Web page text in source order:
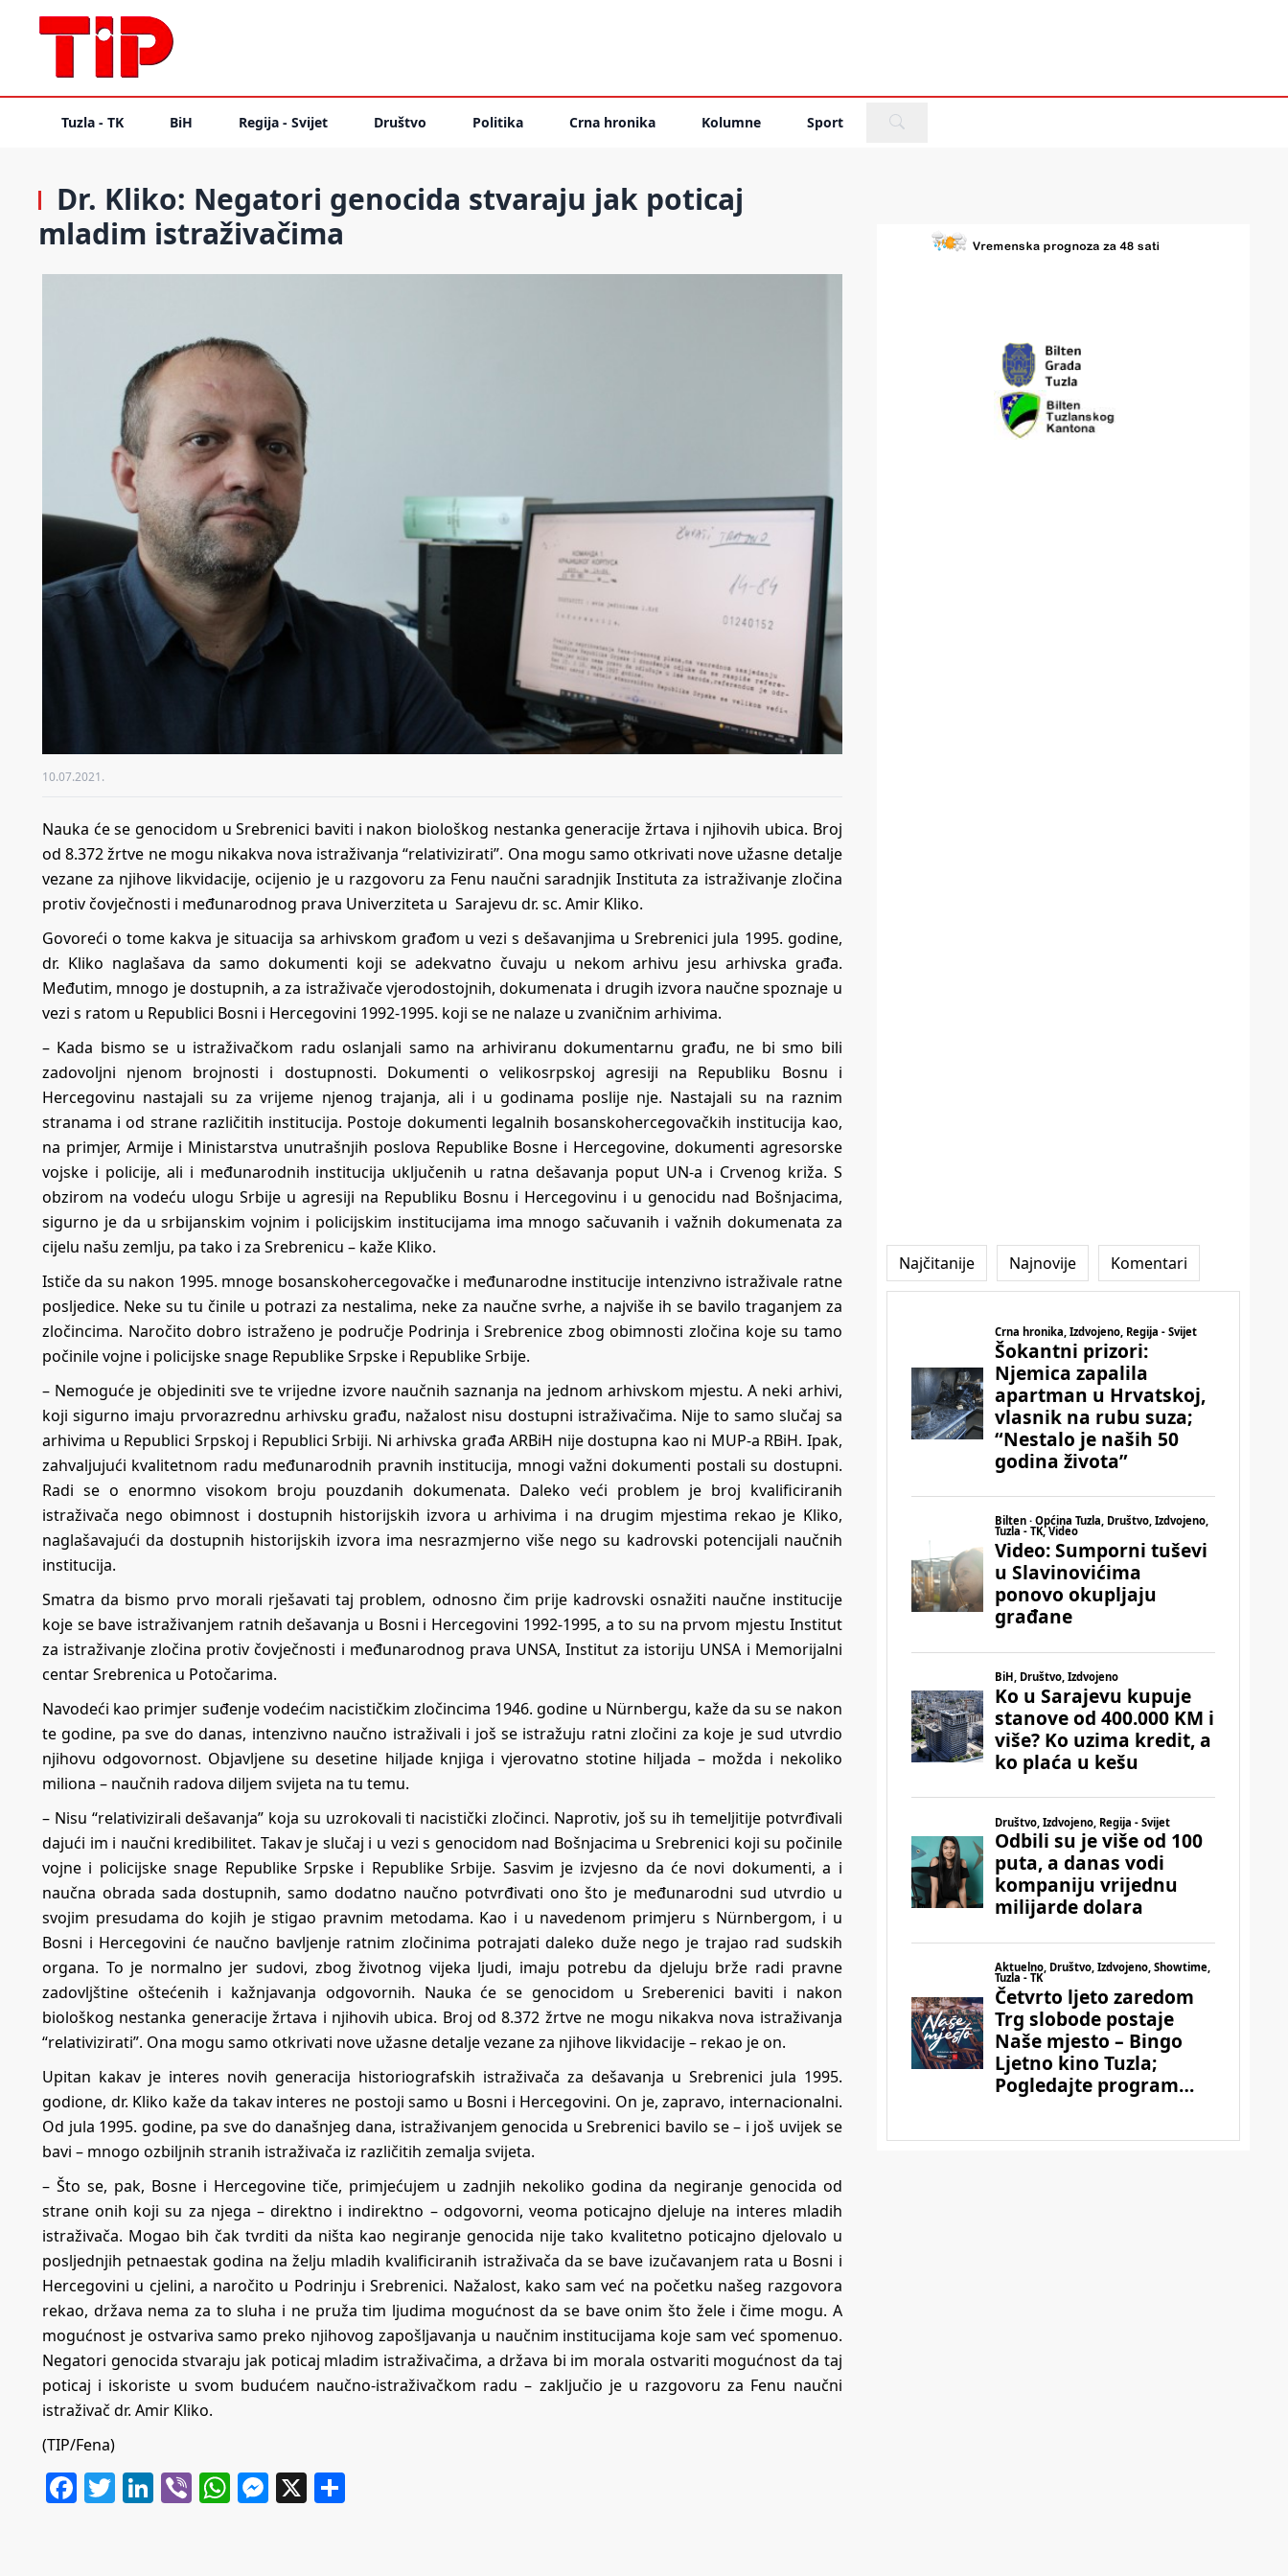
Tuzla - TK BiH Regija - Svijet Društvo Politika Crna hronika Kolumne Sport
Dr. Kliko: Negatori genocida stvaraju jak poticaj
mladim istraživačima
10.07.2021.
Nauka će se genocidom u Srebrenici baviti i nakon biološkog nestanka generacije žrtava i njihovih ubica. Broj
od 8.372 žrtve ne mogu nikakva nova istraživanja “relativizirati”. Ona mogu samo otkrivati nove užasne detalje
vezane za njihove likvidacije, ocijenio je u razgovoru za Fenu naučni saradnjik Instituta za istraživanje zločina
protiv čovječnosti i međunarodnog prava Univerziteta u Sarajevu dr. sc. Amir Kliko.
Govoreći o tome kakva je situacija sa arhivskom građom u vezi s dešavanjima u Srebrenici jula 1995. godine,
dr. Kliko naglašava da samo dokumenti koji se adekvatno čuvaju u nekom arhivu jesu arhivska građa.
Međutim, mnogo je dostupnih, a za istraživače vjerodostojnih, dokumenata i drugih izvora naučne spoznaje u
vezi s ratom u Republici Bosni i Hercegovini 1992-1995. koji se ne nalaze u zvaničnim arhivima.
– Kada bismo se u istraživačkom radu oslanjali samo na arhiviranu dokumentarnu građu, ne bi smo bili
zadovoljni njenom brojnosti i dostupnosti. Dokumenti o velikosrpskoj agresiji na Republiku Bosnu i
Hercegovinu nastajali su za vrijeme njenog trajanja, ali i u godinama poslije nje. Nastajali su na raznim
stranama i od strane različitih institucija. Postoje dokumenti legalnih bosanskohercegovačkih institucija kao,
na primjer, Armije i Ministarstva unutrašnjih poslova Republike Bosne i Hercegovine, dokumenti agresorske
vojske i policije, ali i međunarodnih institucija uključenih u ratna dešavanja poput UN-a i Crvenog križa. S
obzirom na vodeću ulogu Srbije u agresiji na Republiku Bosnu i Hercegovinu i u genocidu nad Bošnjacima,
sigurno je da u srbijanskim vojnim i policijskim institucijama ima mnogo sačuvanih i važnih dokumenata za
cijelu našu zemlju, pa tako i za Srebrenicu – kaže Kliko.
Ističe da su nakon 1995. mnoge bosanskohercegovačke i međunarodne institucije intenzivno istraživale ratne
posljedice. Neke su tu činile u potrazi za nestalima, neke za naučne svrhe, a najviše ih se bavilo traganjem za
zločincima. Naročito dobro istraženo je područje Podrinja i Srebrenice zbog obimnosti zločina koje su tamo
počinile vojne i policijske snage Republike Srpske i Republike Srbije.
– Nemoguće je objediniti sve te vrijedne izvore naučnih saznanja na jednom arhivskom mjestu. A neki arhivi,
koji sigurno imaju prvorazrednu arhivsku građu, nažalost nisu dostupni istraživačima. Nije to samo slučaj sa
arhivima u Republici Srpskoj i Republici Srbiji. Ni arhivska građa ARBiH nije dostupna kao ni MUP-a RBiH. Ipak,
zahvaljujući kvalitetnom radu međunarodnih pravnih institucija, mnogi važni dokumenti postali su dostupni.
Radi se o enormno visokom broju pouzdanih dokumenata. Daleko veći problem je broj kvalificiranih
istraživača nego obimnost i dostupnih historijskih izvora u arhivima i na drugim mjestima rekao je Kliko,
naglašavajući da dostupnih historijskih izvora ima nesrazmjerno više nego su kadrovski potencijali naučnih
institucija.
Smatra da bismo prvo morali rješavati taj problem, odnosno čim prije kadrovski osnažiti naučne institucije
koje se bave istraživanjem ratnih dešavanja u Bosni i Hercegovini 1992-1995, a to su na prvom mjestu Institut
za istraživanje zločina protiv čovječnosti i međunarodnog prava UNSA, Institut za istoriju UNSA i Memorijalni
centar Srebrenica u Potočarima.
Navodeći kao primjer suđenje vodećim nacističkim zločincima 1946. godine u Nürnbergu, kaže da su se nakon
te godine, pa sve do danas, intenzivno naučno istraživali i još se istražuju ratni zločini za koje je sud utvrdio
njihovu odgovornost. Objavljene su desetine hiljade knjiga i vjerovatno stotine hiljada – možda i nekoliko
miliona – naučnih radova diljem svijeta na tu temu.
– Nisu “relativizirali dešavanja” koja su uzrokovali ti nacistički zločinci. Naprotiv, još su ih temeljitije potvrđivali
dajući im i naučni kredibilitet. Takav je slučaj i u vezi s genocidom nad Bošnjacima u Srebrenici koji su počinile
vojne i policijske snage Republike Srpske i Republike Srbije. Sasvim je izvjesno da će novi dokumenti, a i
naučna obrada sada dostupnih, samo dodatno naučno potvrđivati ono što je međunarodni sud utvrdio u
svojim presudama do kojih je stigao pravnim metodama. Kao i u navedenom primjeru s Nürnbergom, i u
Bosni i Hercegovini će naučno bavljenje ratnim zločinima potrajati daleko duže nego je trajao rad sudskih
organa. To je normalno jer sudovi, zbog životnog vijeka ljudi, imaju potrebu da djeluju brže radi pravne
zadovljštine oštećenih i kažnjavanja odgovornih. Nauka će se genocidom u Sreberenici baviti i nakon
biološkog nestanka generacije žrtava i njihovih ubica. Broj od 8.372 žrtve ne mogu nikakva nova istraživanja
“relativizirati”. Ona mogu samo otkrivati nove užasne detalje vezane za njihove likvidacije – rekao je on.
Upitan kakav je interes novih generacija historiografskih istraživača za dešavanja u Srebrenici jula 1995.
godione, dr. Kliko kaže da takav interes ne postoji samo u Bosni i Hercegovini. On je, zapravo, internacionalni.
Od jula 1995. godine, pa sve do današnjeg dana, istraživanjem genocida u Srebrenici bavilo se – i još uvijek se
bavi – mnogo ozbiljnih stranih istraživača iz različitih zemalja svijeta.
– Što se, pak, Bosne i Hercegovine tiče, primjećujem u zadnjih nekoliko godina da negiranje genocida od
strane onih koji su za njega – direktno i indirektno – odgovorni, veoma poticajno djeluje na interes mladih
istraživača. Mogao bih čak tvrditi da ništa kao negiranje genocida nije tako kvalitetno poticajno djelovalo u
posljednjih petnaestak godina na želju mladih kvalificiranih istraživača da se bave izučavanjem rata u Bosni i
Hercegovini u cjelini, a naročito u Podrinju i Srebrenici. Nažalost, kako sam već na početku našeg razgovora
rekao, država nema za to sluha i ne pruža tim ljudima mogućnost da se bave onim što žele i čime mogu. A
mogućnost je ostvariva samo preko njihovog zapošljavanja u naučnim institucijama koje sam već spomenuo.
Negatori genocida stvaraju jak poticaj mladim istraživačima, a država bi im morala ostvariti mogućnost da taj
poticaj i iskoriste u svom budućem naučno-istraživačkom radu – zaključio je u razgovoru za Fenu naučni
istraživač dr. Amir Kliko.
(TIP/Fena)
Facebook
Twitter
LinkedIn
ViberWhatsApp
Messenger
X
Najčitanije Najnovije Komentari